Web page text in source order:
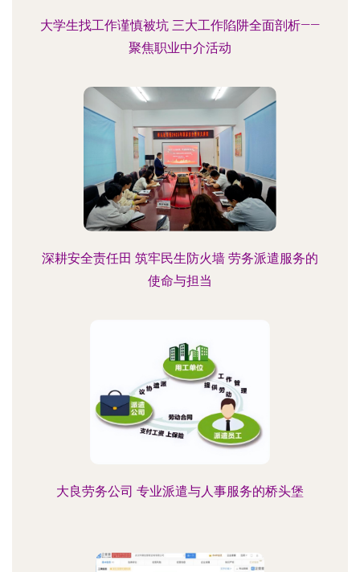
大学生找工作谨慎被坑 三大工作陷阱全面剖析——
聚焦职业中介活动
深耕安全责任田 筑牢民生防火墙 劳务派遣服务的
使命与担当
大良劳务公司 专业派遣与人事服务的桥头堡